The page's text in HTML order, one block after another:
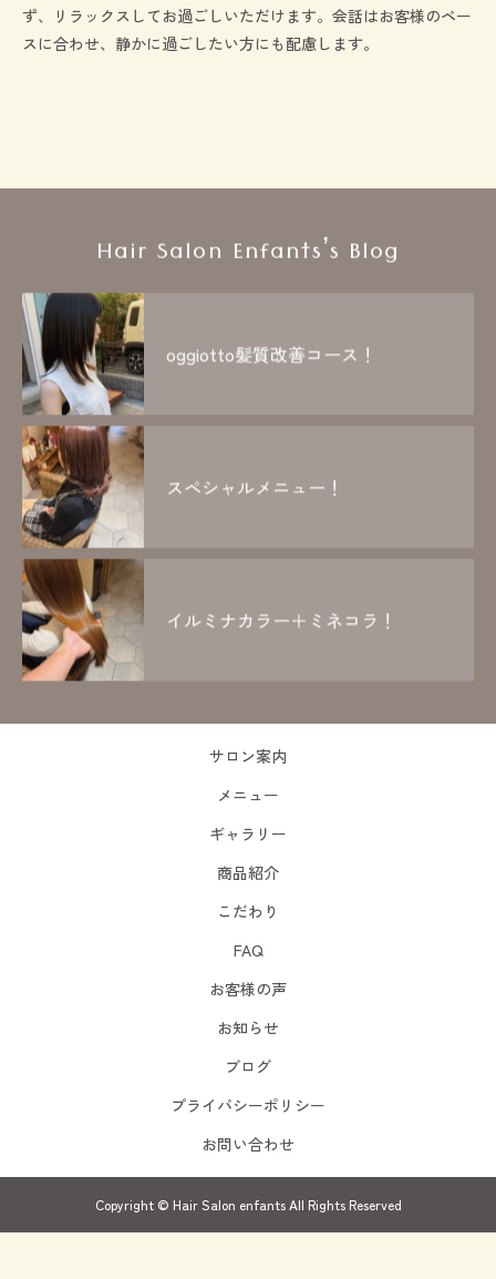
ず、リラックスしてお過ごしいただけます。会話はお客様のペー
スに合わせ、静かに過ごしたい方にも配慮します。
Hair Salon Enfants’s Blog
oggiotto髪質改善コース！
スペシャルメニュー！
イルミナカラー＋ミネコラ！
サロン案内
メニュー
ギャラリー
商品紹介
こだわり
FAQ
お客様の声
お知らせ
ブログ
プライバシーポリシー
お問い合わせ
Copyright © Hair Salon enfants All Rights Reserved